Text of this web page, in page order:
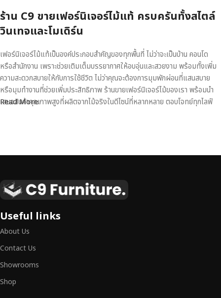
ร้าน C9 ขายเฟอร์นิเจอร์ไม้แท้ ครบครันทั้งสไตล์
วินเทจและโมเดิร์น
เฟอร์นิเจอร์ไม้แท้เป็นองค์ประกอบสำคัญของทุกพื้นที่ ไม่ว่าจะเป็นบ้าน คอนโด
หรือสำนักงาน เพราะช่วยเติมเต็มบรรยากาศให้อบอุ่นและสวยงาม พร้อมทั้งเพิ่ม
ความสะดวกสบายให้กับการใช้ชีวิต ไม่ว่าคุณจะต้องการมุมพักผ่อนที่แสนสบาย
หรือมุมทำงานที่ช่วยเพิ่มประสิทธิภาพ ร้านขายเฟอร์นิเจอร์ไม้ของเรา พร้อมนำ
เสนอสินค้าคุณภาพสูงที่ผลิตจากไม้จริงในดีไซน์ที่หลากหลาย ตอบโจทย์ทุกไลฟ์
เหนือระดับ
สไตล์ของผู้ใช้งานเราคัดสรรเฟอร์นิเจอร์จากช่างฝีมือผู้เชี่ยวชาญ
สามารถผสานความสวยงาม ความแข็งแรง และการใช้งานที่ตอบโจทย์ทุกความ
ต้องการได้อย่างลงตัว เฟอร์นิเจอร์ทุกชิ้นของเราผลิตจากวัสดุคุณภาพสูง ผ่าน
การตรวจสอบมาตรฐานอย่างเคร่งครัด
สิก และการใช้งานที่ยาวนาน
เฟอร์นิเจอร์ไม้แท้ที่ตอบโจทย์ทุกความต้องการ
ประกันคุณภาพและการบริการที่ดีที่สุด
Read More
Useful links
About Us
Contact Us
Showrooms
Shop